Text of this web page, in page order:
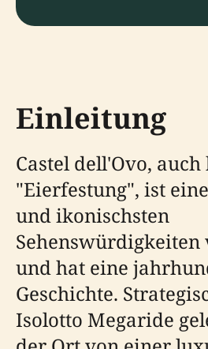
Einleitung
Castel dell'Ovo,
"Eierfestung", ist
und ikonischsten
Sehenswürdigkeiten
und hat eine
Geschichte.
Isolotto Megaride